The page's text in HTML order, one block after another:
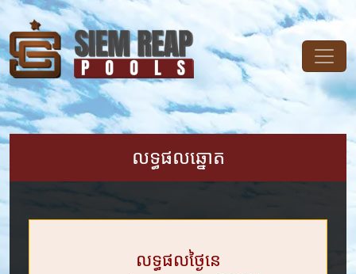
លទ្ធផលឆ្នោត
លទ្ធផលថ្ងៃនេ